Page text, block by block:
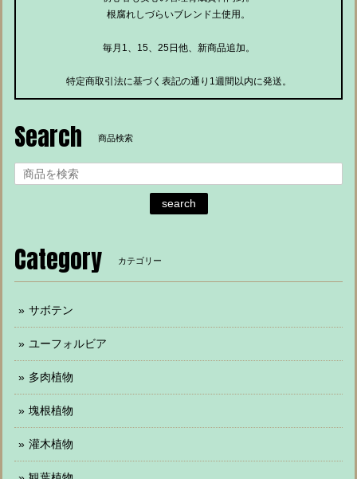
根腐れしづらいブレンド土使用。
毎月1、15、25日他、新商品追加。
特定商取引法に基づく表記の通り1週間以内に発送。
Search 商品検索
search
Category カテゴリー
サボテン
ユーフォルビア
多肉植物
塊根植物
灌木植物